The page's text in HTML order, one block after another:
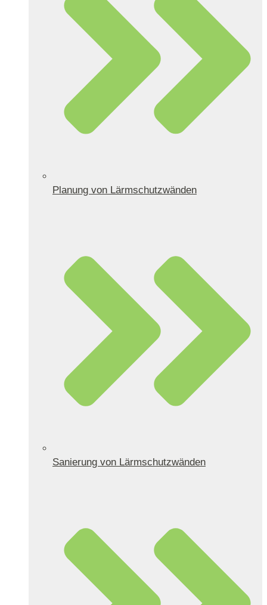
Planung von Lärmschutzwänden
Sanierung von Lärmschutzwänden